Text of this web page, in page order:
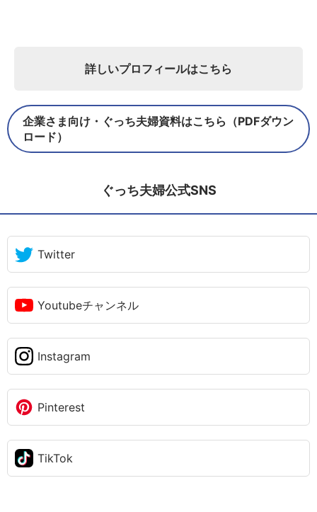
詳しいプロフィールはこちら
企業さま向け・ぐっち夫婦資料はこちら（PDFダウン
ロード）
ぐっち夫婦公式SNS
Twitter
Youtubeチャンネル
Instagram
Pinterest
TikTok